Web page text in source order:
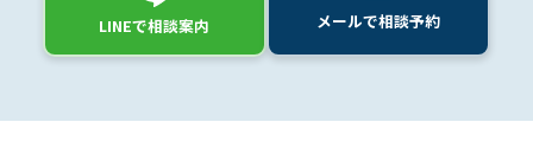
LINEで相談案内 メールで相談予約